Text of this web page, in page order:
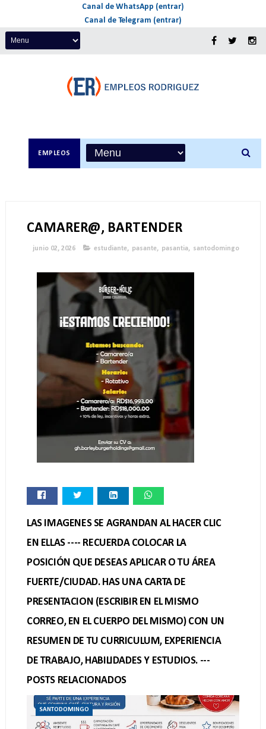
Canal de WhatsApp (entrar)
Canal de Telegram (entrar)
EMPLEOS
CAMARER@, BARTENDER
junio 02, 2026 estudiante, pasante, pasantia, santodomingo
LAS IMAGENES SE AGRANDAN AL HACER CLIC
EN ELLAS ---- RECUERDA COLOCAR LA
POSICIÓN QUE DESEAS APLICAR O TU ÁREA
FUERTE/CIUDAD. HAS UNA CARTA DE
PRESENTACION (ESCRIBIR EN EL MISMO
CORREO, EN EL CUERPO DEL MISMO) CON UN
RESUMEN DE TU CURRICULUM, EXPERIENCIA
DE TRABAJO, HABILIDADES Y ESTUDIOS. ---
POSTS RELACIONADOS
SANTODOMINGO